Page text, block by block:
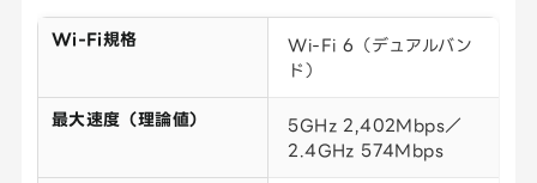
Wi-Fi規格
Wi-Fi 6（デュアルバン
ド）
最大速度（理論値）
5GHz 2,402Mbps／
2.4GHz 574Mbps